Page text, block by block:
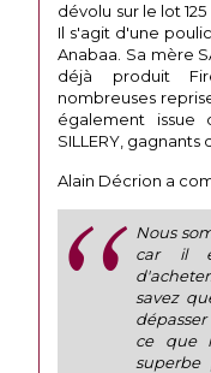
dévolu sur le lot
Il s'agit d'une
Anabaa. Sa mère
déjà produit
nombreuses
également issue
SILLERY, gagnants
Alain Décrion a
Nous
car il
savez
ce que
superbe